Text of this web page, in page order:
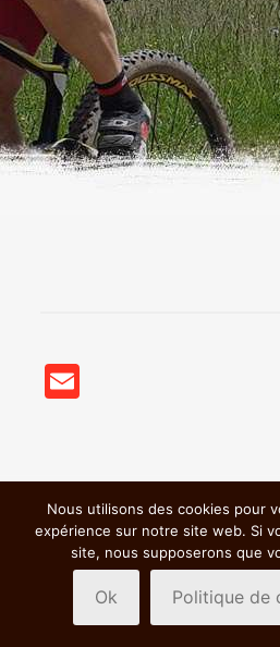
Email
© 2018 BSC VTT St Germain
Politiques de
Nous utilisons des cookies pour
expérience sur notre site web. Si
site, nous supposerons que
Ok Politique de